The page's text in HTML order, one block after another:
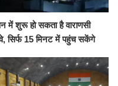
में शुरू हो सकता है वाराणसी
सिर्फ 15 मिनट में पहुंच सकेंगे